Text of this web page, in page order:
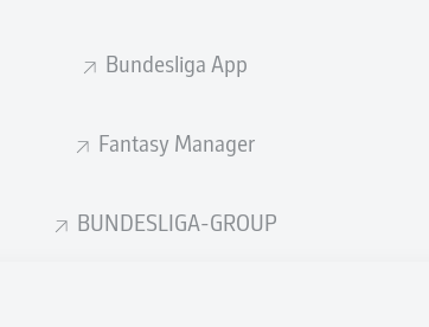
Bundesliga App
Fantasy Manager
BUNDESLIGA-GROUP
إحصائيات موسم 2023/2024